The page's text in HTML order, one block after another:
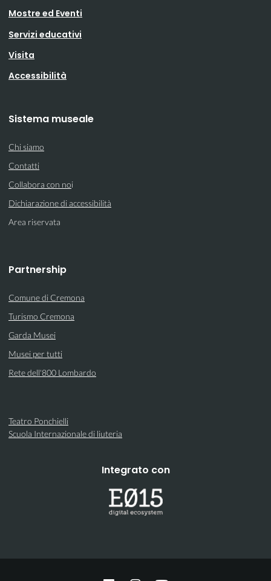
Mostre ed Eventi
Servizi educativi
Visita
Accessibilità
Sistema museale
Chi siamo
Contatti
Collabora con noi
Dichiarazione di accessibilità
Area riservata
Partnership
Comune di Cremona
Turismo Cremona
Garda Musei
Musei per tutti
Rete dell'800 Lombardo
Teatro Ponchielli
Scuola Internazionale di liuteria
Integrato con